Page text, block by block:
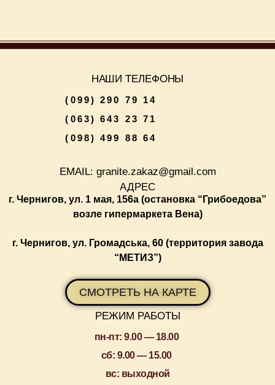
НАШИ ТЕЛЕФОНЫ
(099) 290 79 14
(063) 643 23 71
(098) 499 88 64
EMAIL: granite.zakaz@gmail.com
АДРЕС
г. Чернигов, ул. 1 мая, 156а (остановка “Грибоедова”
возле гипермаркета Вена)
г. Чернигов, ул. Громадська, 60 (территория завода
“МЕТИЗ”)
СМОТРЕТЬ НА КАРТЕ
РЕЖИМ РАБОТЫ
пн-пт: 9.00 — 18.00
сб: 9.00 — 15.00
вс: выходной